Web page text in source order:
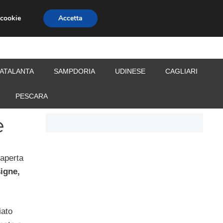
CALCIOMERCATO
ATALANTA SAMPDORIA UDINESE CAGLIARI
PESCARA
Accetta